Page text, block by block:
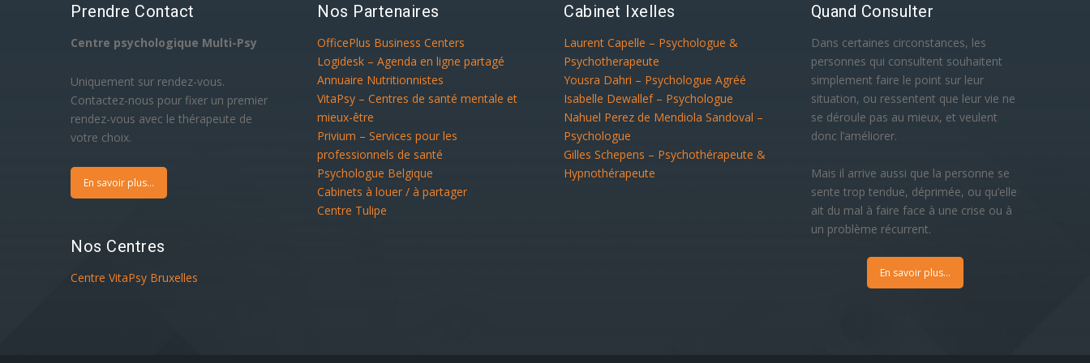
Prendre Contact
Centre psychologique Multi-Psy
Uniquement sur rendez-vous.
Contactez-nous pour fixer un premier
rendez-vous avec le thérapeute de
votre choix.
En savoir plus...
Nos Centres
Centre VitaPsy Bruxelles
Nos Partenaires
OfficePlus Business Centers
Logidesk – Agenda en ligne partagé
Annuaire Nutritionnistes
VitaPsy – Centres de santé mentale et
mieux-être
Privium – Services pour les
professionnels de santé
Psychologue Belgique
Cabinets à louer / à partager
Centre Tulipe
Cabinet Ixelles
Laurent Capelle – Psychologue &
Psychotherapeute
Yousra Dahri – Psychologue Agréé
Isabelle Dewallef – Psychologue
Nahuel Perez de Mendiola Sandoval –
Psychologue
Gilles Schepens – Psychothérapeute &
Hypnothérapeute
Quand Consulter
Dans certaines circonstances, les
personnes qui consultent souhaitent
simplement faire le point sur leur
situation, ou ressentent que leur vie ne
se déroule pas au mieux, et veulent
donc l’améliorer.
Mais il arrive aussi que la personne se
sente trop tendue, déprimée, ou qu’elle
ait du mal à faire face à une crise ou à
un problème récurrent.
En savoir plus...